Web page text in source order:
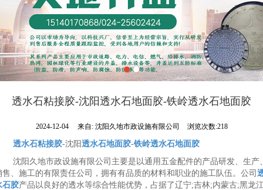
透水石粘接胶-沈阳透水石地面胶-铁岭透水石地面胶
2024-12-04 来自: 沈阳久地市政设施有限公司 浏览次数:218
透水石粘接胶-沈阳透水石地面胶-铁岭透水石地面胶
沈阳久地市政设施有限公司主要是以通用五金配件的产品研发、生产
售、施工的有限责任公司，拥有有品质的材料和职业的施工队伍。公司
石胶产品以良好的透水等综合性能优势，占据了辽宁;吉林;内蒙古;黑龙